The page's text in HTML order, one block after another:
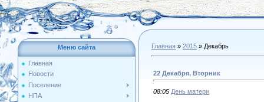
Меню сайта
Главная
Новости
Поселение
НПА
Главная » 2015 » Декабрь
22 Декабря, Вторник
08:05 День матери